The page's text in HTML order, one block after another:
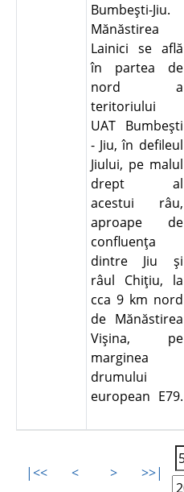
Bumbeşti-Jiu.
Mănăstirea
Lainici se află
în partea de
nord a
teritoriului
UAT Bumbeşti
- Jiu, în defileul
Jiului, pe malul
drept al
acestui râu,
aproape de
confluenţa
dintre Jiu şi
râul Chiţiu, la
cca 9 km nord
de Mănăstirea
Vişina, pe
marginea
drumului
european E79.
|<< < > >>|